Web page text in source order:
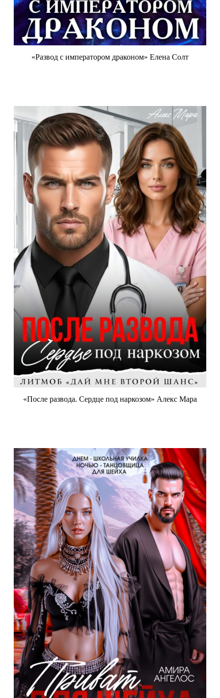
«Развод с императором драконом» Елена Солт
«После развода. Сердце под наркозом» Алекс Мара